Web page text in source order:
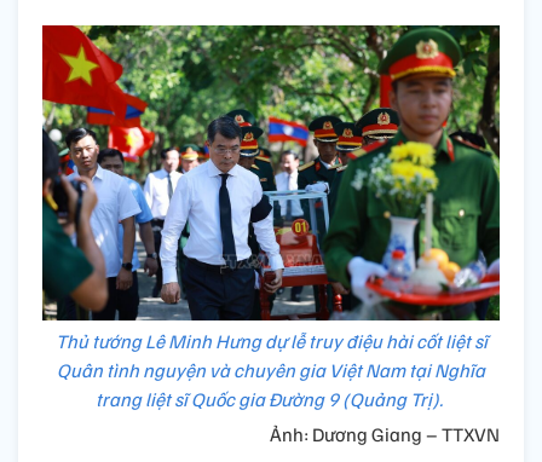
Thủ tướng Lê Minh Hưng dự lễ truy điệu hài cốt liệt sĩ
Quân tình nguyện và chuyên gia Việt Nam tại Nghĩa
trang liệt sĩ Quốc gia Đường 9 (Quảng Trị).
Ảnh: Dương Giang – TTXVN